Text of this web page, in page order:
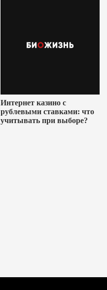
Интернет казино с
рублевыми ставками: что
учитывать при выборе?